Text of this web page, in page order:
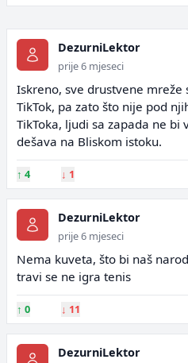
DezurniLektor
prije 6 mjeseci
Iskreno, sve drustvene mreže
TikTok, pa zato što nije pod
TikToka, ljudi sa zapada ne bi
dešava na Bliskom istoku.
↑ 4 ↓ 1
DezurniLektor
prije 6 mjeseci
Nema kuveta, što bi naš
travi se ne igra tenis
↑ 0 ↓ 11
DezurniLektor